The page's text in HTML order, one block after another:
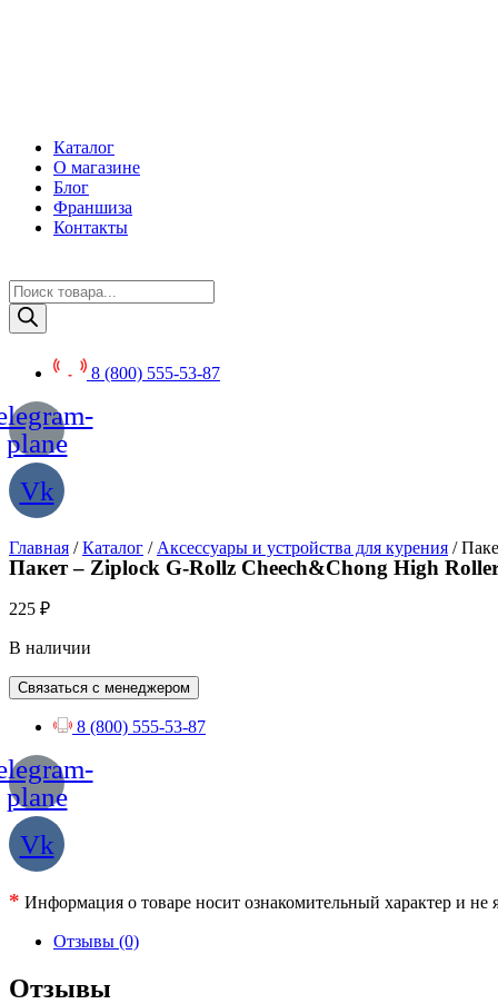
Каталог
О магазине
Блог
Франшиза
Контакты
Поиск
товаров
8 (800) 555-53-87
plane
Vk
Главная /Каталог / Аксессуары и устройства для курения /
Пакет – Ziplock G-Rollz Cheech&Chong High
225 ₽
В наличии
Связаться с менеджером
8 (800) 555-53-87
plane
Vk
* Информация о товаре носит ознакомительный характер и не
Отзывы (0)
Отзывы